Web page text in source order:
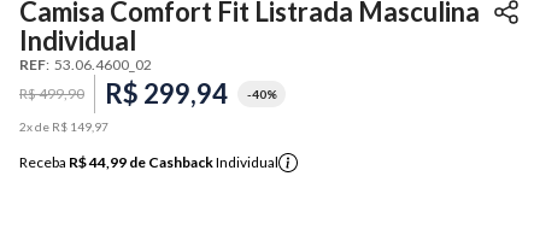
Camisa Comfort Fit Listrada Masculina
Individual
REF: 53.06.4600_02
R$499,90 R$ 299,94 -40%
2x de R$ 149 97
Receba R$ 44,99 de CashbackIndividual